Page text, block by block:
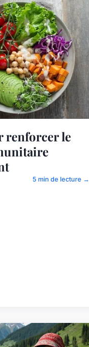
renforcer le
5 min de lecture →